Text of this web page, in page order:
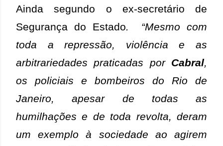
Ainda segundo o ex-secretário de
Segurança do Estado. “Mesmo com
toda a repressão, violência e as
arbitrariedades praticadas por Cabral,
os policiais e bombeiros do Rio de
Janeiro, apesar de todas as
humilhações e de toda revolta, deram
um exemplo à sociedade ao agirem